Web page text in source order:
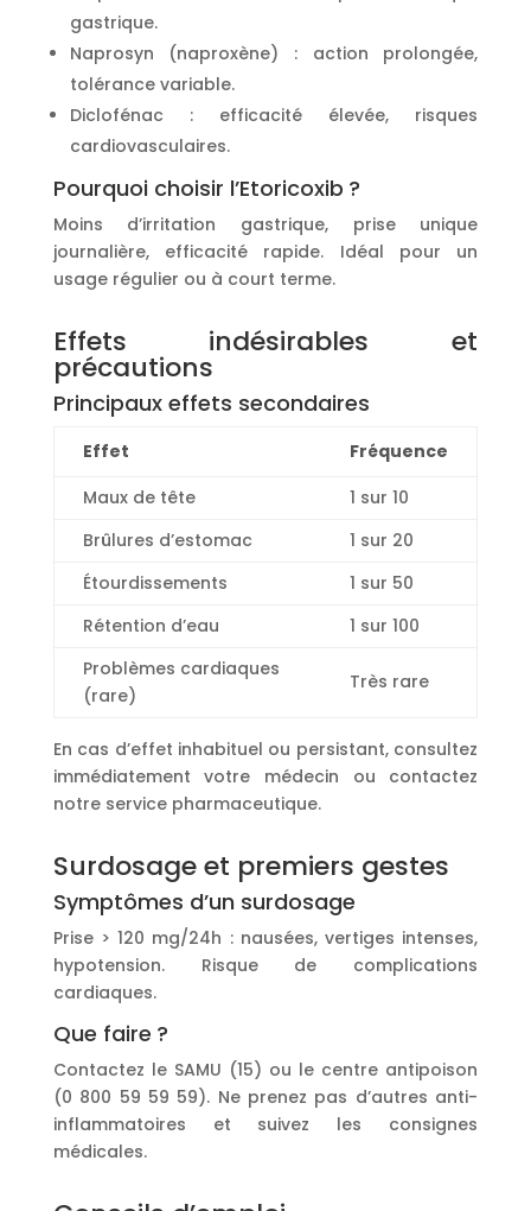
gastrique.
Naprosyn (naproxène) : action prolongée,
tolérance variable.
Diclofénac : efficacité élevée, risques
cardiovasculaires.
Pourquoi choisir l’Etoricoxib ?
Moins d’irritation gastrique, prise unique
journalière, efficacité rapide. Idéal pour un
usage régulier ou à court terme.
Effets indésirables et
précautions
Principaux effets secondaires
Effet
Fréquence
Maux de tête
1 sur 10
Brûlures d’estomac
1 sur 20
Étourdissements
1 sur 50
Rétention d’eau
1 sur 100
Problèmes cardiaques
(rare)
Très rare
En cas d’effet inhabituel ou persistant, consultez
immédiatement votre médecin ou contactez
notre service pharmaceutique.
Surdosage et premiers gestes
Symptômes d’un surdosage
Prise > 120 mg/24h : nausées, vertiges intenses,
hypotension. Risque de complications
cardiaques.
Que faire ?
Contactez le SAMU (15) ou le centre antipoison
(0 800 59 59 59). Ne prenez pas d’autres anti-
inflammatoires et suivez les consignes
médicales.